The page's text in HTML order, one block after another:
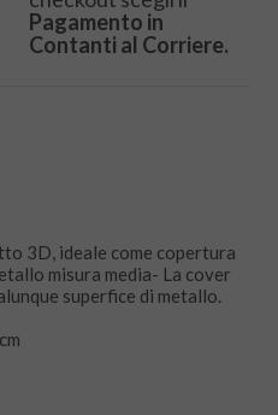
Pagamento in
Contanti al Corriere.
3D, ideale come copertura
misura media- La cover
superfice di metallo.